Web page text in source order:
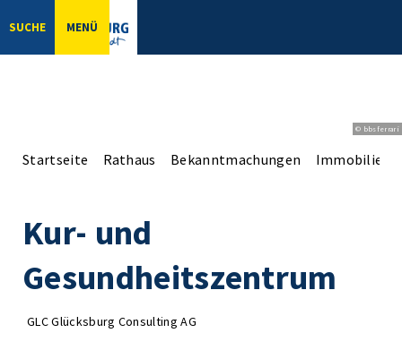
SUCHE MENÜ
© bbsferrari
Startseite Rathaus Bekanntmachungen Immobilien-
Kur- und
Gesundheitszentrum
GLC Glücksburg Consulting AG